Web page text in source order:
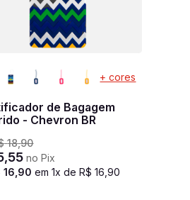
+ cores
de Bagagem
- Chevron BR
18,90
,55 no Pix
16 90 em1x deR$ 16 ,90